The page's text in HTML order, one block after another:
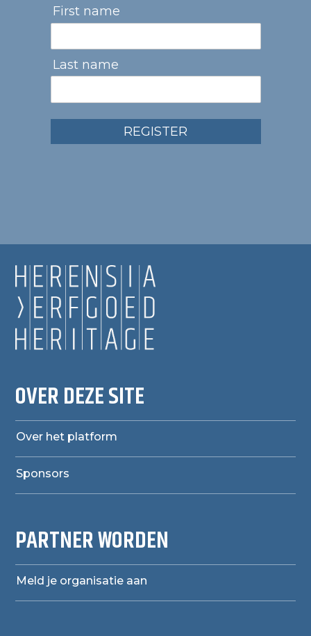
First name
Last name
REGISTER
OVER DEZE SITE
Over het platform
Sponsors
PARTNER WORDEN
Meld je organisatie aan